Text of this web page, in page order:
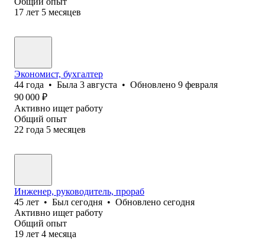
17 лет 5 месяцев
Экономист, бухгалтер
44 года • Была 3 августа • Обновлено 9 февраля
90 000 ₽
Активно ищет работу
Общий опыт
22 года 5 месяцев
Инженер, руководитель, прораб
45 лет • Был сегодня • Обновлено сегодня
Активно ищет работу
Общий опыт
19 лет 4 месяца